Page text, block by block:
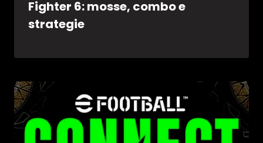
Fighter 6: mosse, combo e
strategie